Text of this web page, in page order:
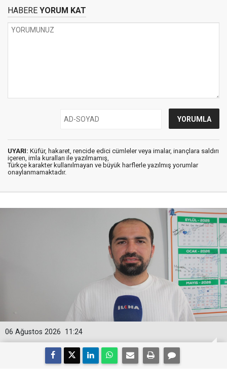
HABERE YORUM KAT
UYARI: Küfür, hakaret, rencide edici cümleler veya imalar, inançlara saldırı
içeren, imla kuralları ile yazılmamış,
Türkçe karakter kullanılmayan ve büyük harflerle yazılmış yorumlar
onaylanmamaktadır.
11:24
06 Ağustos 2026